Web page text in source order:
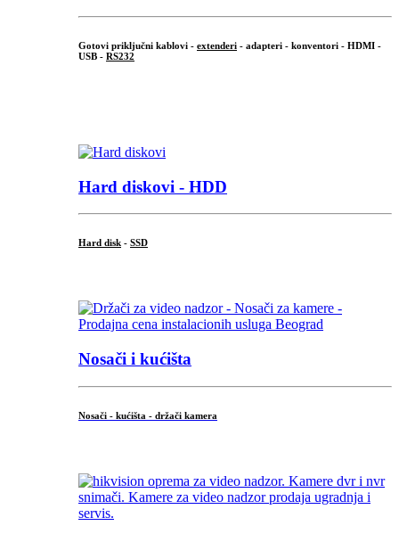
Gotovi priključni kablovi - extenderi - adapteri - konventori - HDMI -
USB - RS232
Hard diskovi - HDD
Hard disk - SSD
Nosači i kućišta
Nosači - kućišta - držači kamera